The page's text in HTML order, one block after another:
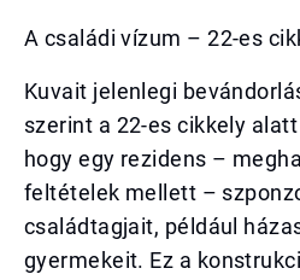
A családi vízum – 22-es
Kuvait jelenlegi
szerint a 22-es cikkely
hogy egy rezidens –
feltételek mellett –
családtagjait, például
gyermekeit. Ez a